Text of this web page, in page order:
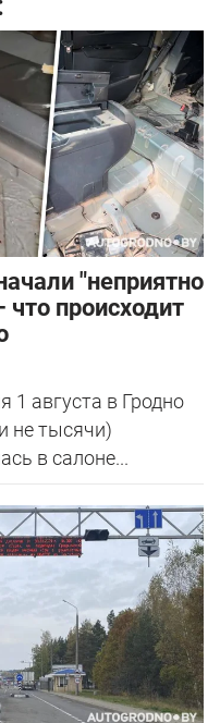
"неприятно
что происходит
августа в Гродно
не тысячи)
в салоне...